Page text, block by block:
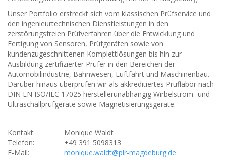
Unser Portfolio erstreckt sich vom klassischen Prüfservice und
den ingenieurtechnischen Dienstleistungen in den
zerstörungsfreien Prüfverfahren über die Entwicklung und
Fertigung von Sensoren, Prüfgeräten sowie von
kundenzugeschnittenen Komplettlösungen bis hin zur
Ausbildung zertifizierter Prüfer in den Bereichen der
Automobilindustrie, Bahnwesen, Luftfahrt und Maschinenbau.
Darüber hinaus überprüfen wir als akkreditiertes Prüflabor nach
DIN EN ISO/IEC 17025 herstellerunabhängig Wirbelstrom- und
Ultraschallprüfgeräte sowie Magnetisierungsgeräte.
Kontakt:
Monique Waldt
Telefon:
+49 391 5098313
E-Mail:
monique.waldt@plr-magdeburg.de